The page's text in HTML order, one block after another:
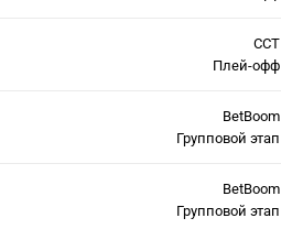
CCT
Плей-офф
BetBoom
Групповой этап
BetBoom
Групповой этап